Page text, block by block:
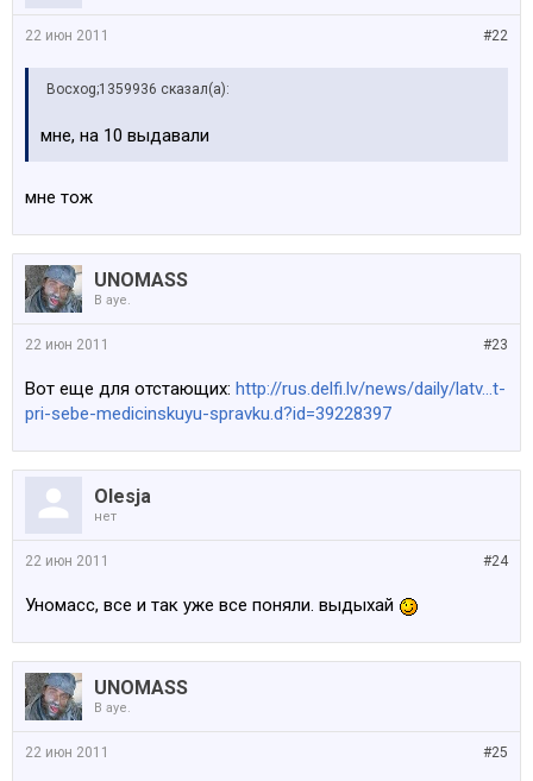
#22
22 июн 2011
Bocxog;1359936 сказал(а):
мне, на 10 выдавали
мне тож
UNOMASS
В ауе.
#23
22 июн 2011
Вот еще для отстающих: http://rus.delfi.lv/news/daily/latv...t-
pri-sebe-medicinskuyu-spravku.d?id=39228397
Olesja
нет
#24
22 июн 2011
Уномасс, все и так уже все поняли. выдыхай
UNOMASS
В ауе.
#25
22 июн 2011